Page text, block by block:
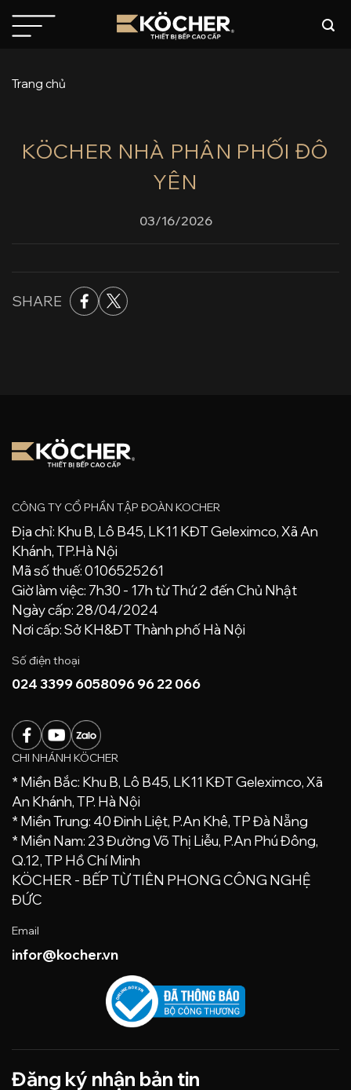
qua
Trang chủ
KÖCHER NHÀ PHÂN PHỐI ĐÔ
YÊN
03/16/2026
SHARE
CÔNG TY CỔ PHẦN TẬP ĐOÀN KOCHER
Địa chỉ: Khu B, Lô B45, LK11 KĐT Geleximco, Xã An
Khánh, TP.Hà Nội
Mã số thuế: 0106525261
Giờ làm việc: 7h30 - 17h từ Thứ 2 đến Chủ Nhật
Ngày cấp: 28/04/2024
Nơi cấp: Sở KH&ĐT Thành phố Hà Nội
Số điện thoại
024 3399 6058096 96 22 066
CHI NHÁNH KÖCHER
* Miền Bắc: Khu B, Lô B45, LK11 KĐT Geleximco, Xã
An Khánh, TP. Hà Nội
* Miền Trung: 40 Đinh Liệt, P.An Khê, TP Đà Nẵng
* Miền Nam: 23 Đường Võ Thị Liễu, P.An Phú Đông,
Q.12, TP Hồ Chí Minh
KÖCHER - BẾP TỪ TIÊN PHONG CÔNG NGHỆ
ĐỨC
Email
infor@kocher.vn
Đăng ký nhận bản tin